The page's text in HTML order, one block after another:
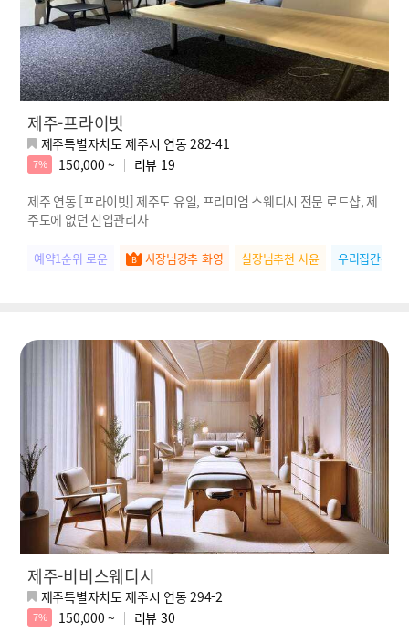
제주-프라이빗
제주특별자치도 제주시 연동 282-41
7% 150,000 ~ 리뷰 19
제주 연동 [프라이빗] 제주도 유일, 프리미엄 스웨디시 전문 로드샵, 제
주도에 없던 신입관리사
예약1순위 로운 사장님강추 화영 실장님추천 서윤 우리집간판 수
제주-비비스웨디시
제주특별자치도 제주시 연동 294-2
7% 150,000 ~ 리뷰 30